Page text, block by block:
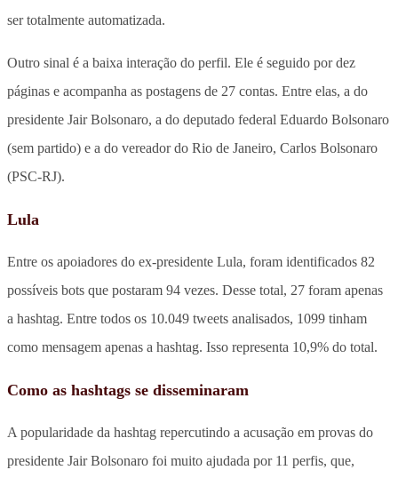
ser totalmente automatizada.
Outro sinal é a baixa interação do perfil. Ele é seguido por dez
páginas e acompanha as postagens de 27 contas. Entre elas, a do
presidente Jair Bolsonaro, a do deputado federal Eduardo Bolsonaro
(sem partido) e a do vereador do Rio de Janeiro, Carlos Bolsonaro
(PSC-RJ).
Lula
Entre os apoiadores do ex-presidente Lula, foram identificados 82
possíveis bots que postaram 94 vezes. Desse total, 27 foram apenas
a hashtag. Entre todos os 10.049 tweets analisados, 1099 tinham
como mensagem apenas a hashtag. Isso representa 10,9% do total.
Como as hashtags se disseminaram
A popularidade da hashtag repercutindo a acusação em provas do
presidente Jair Bolsonaro foi muito ajudada por 11 perfis, que,